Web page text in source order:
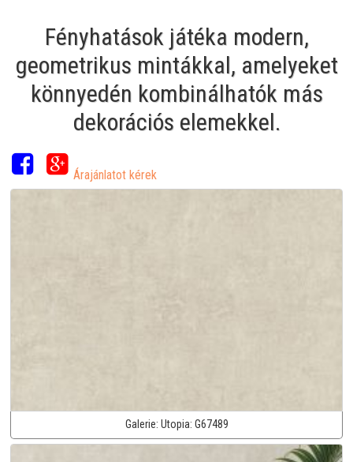
Fényhatások játéka modern,
geometrikus mintákkal, amelyeket
könnyedén kombinálhatók más
dekorációs elemekkel.
Árajánlatot kérek
Galerie: Utopia: G67489